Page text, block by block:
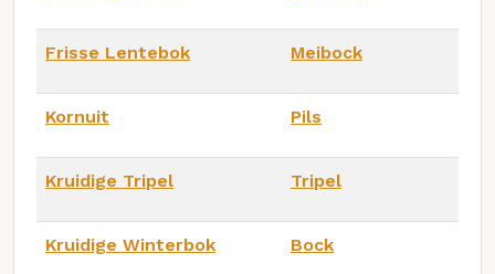
Frisse Lentebok Meibock
Kornuit Pils
Kruidige Tripel Tripel
Kruidige Winterbok Bock